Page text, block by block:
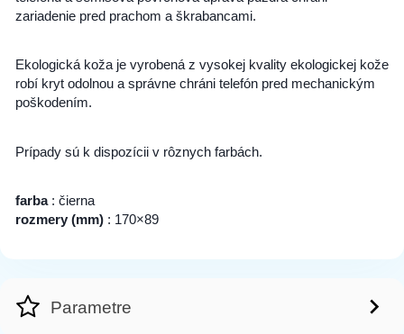
zariadenie pred prachom a škrabancami.
Ekologická koža je vyrobená z vysokej kvality ekologickej kože
robí kryt odolnou a správne chráni telefón pred mechanickým
poškodením.
Prípady sú k dispozícii v rôznych farbách.
farba : čierna
rozmery (mm) : 170×89
Parametre